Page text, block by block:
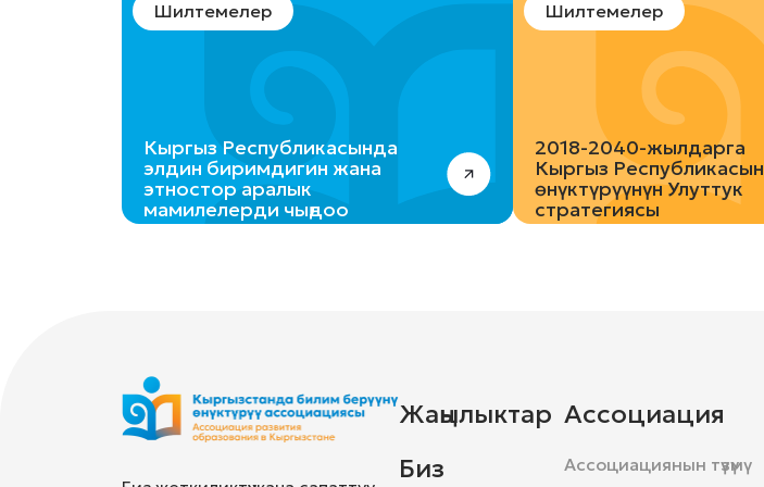
Шилтемелер
Кыргыз Республикасында
элдин биримдигин жана
этностор аралык
мамилелерди чыңдоо
концепциясы
Шилтемелер
2018-2040-жылдарга
Кыргыз Республикасын
өнүктүрүүнүн Улуттук
стратегиясы
Жаңылыктар
Биз
Ассоциация
Ассоциациянын түзүмү